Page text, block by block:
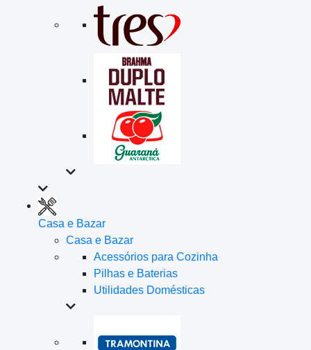
Casa e Bazar
Casa e Bazar
Acessórios para Cozinha
Pilhas e Baterias
Utilidades Domésticas